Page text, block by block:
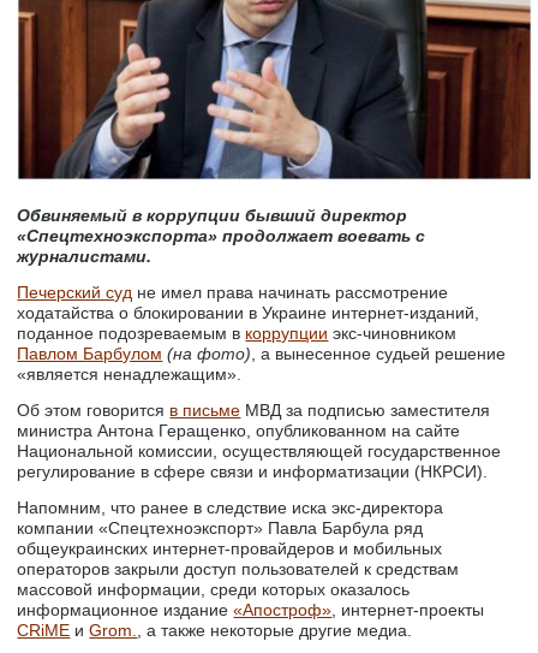
Обвиняемый в коррупции бывший директор
«Спецтехноэкспорта» продолжает воевать с
журналистами.
Печерский суд не имел права начинать рассмотрение
ходатайства о блокировании в Украине интернет-изданий,
поданное подозреваемым в коррупции экс-чиновником
Павлом Барбулом (на фото) , а вынесенное судьей решение
«является ненадлежащим».
Об этом говорится в письме МВД за подписью заместителя
министра Антона Геращенко, опубликованном на сайте
Национальной комиссии, осуществляющей государственное
регулирование в сфере связи и информатизации (НКРСИ).
Напомним, что ранее в следствие иска экс-директора
компании «Спецтехноэкспорт» Павла Барбула ряд
общеукраинских интернет-провайдеров и мобильных
операторов закрыли доступ пользователей к средствам
массовой информации, среди которых оказалось
информационное издание«Апостроф» , интернет-проекты
CRiME иGrom.
, а также некоторые другие медиа.